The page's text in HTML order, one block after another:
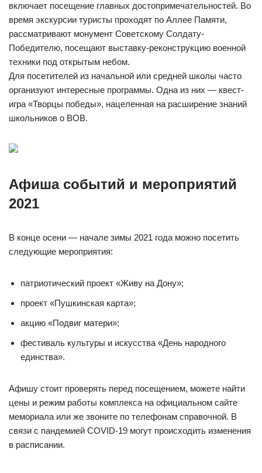
включает посещение главных достопримечательностей. Во
время экскурсии туристы проходят по Аллее Памяти,
рассматривают монумент Советскому Солдату-
Победителю, посещают выставку-реконструкцию военной
техники под открытым небом.
Для посетителей из начальной или средней школы часто
организуют интересные программы. Одна из них — квест-
игра «Творцы победы», нацеленная на расширение знаний
школьников о ВОВ.
Афиша событий и мероприятий
2021
В конце осени — начале зимы 2021 года можно посетить
следующие мероприятия:
патриотический проект «Живу на Дону»;
проект «Пушкинская карта»;
акцию «Подвиг матери»;
фестиваль культуры и искусства «День народного
единства».
Афишу стоит проверять перед посещением, можете найти
цены и режим работы комплекса на официальном сайте
мемориала или же звоните по телефонам справочной. В
связи с пандемией COVID-19 могут происходить изменения
в расписании.